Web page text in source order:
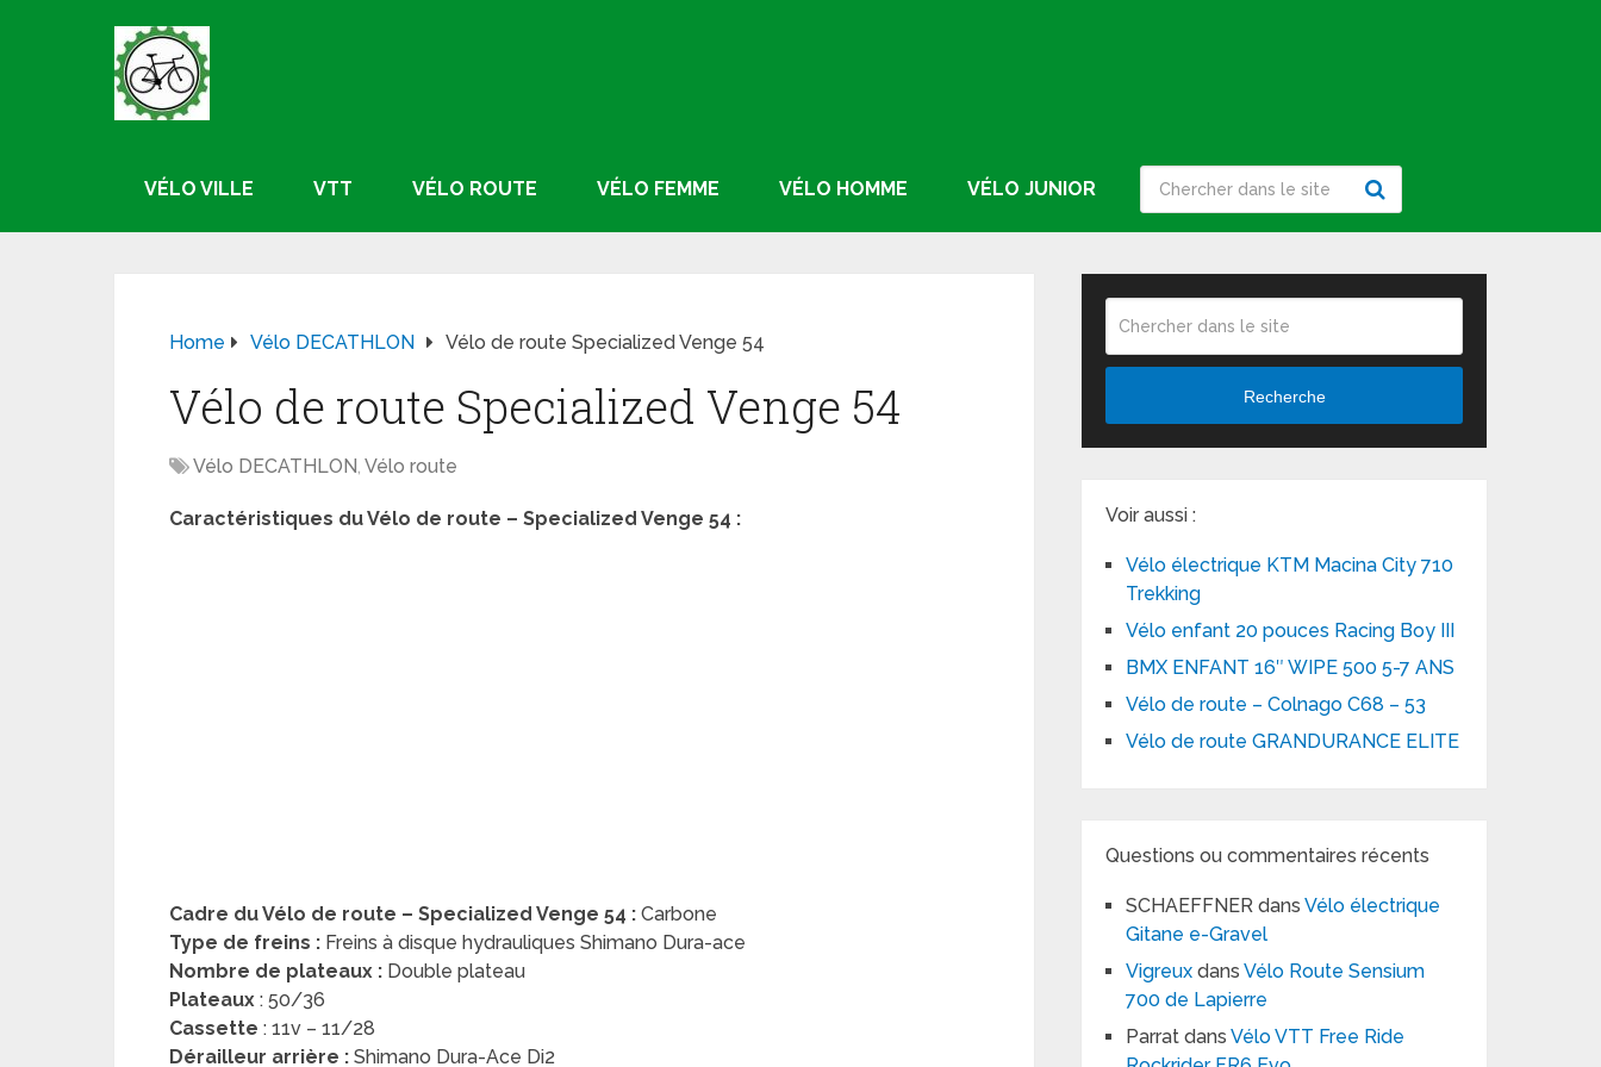
VÉLO VILLE VTT VÉLO ROUTE VÉLO FEMME VÉLO HOMME VÉLO JUNIOR
Home Vélo DECATHLON Vélo de route Specialized Venge 54
Vélo de route Specialized Venge 54
Vélo DECATHLON, Vélo route
Caractéristiques du Vélo de route – Specialized Venge 54 :
Cadre du Vélo de route – Specialized Venge 54 : Carbone
Type de freins : Freins à disque hydrauliques Shimano Dura-ace
Nombre de plateaux : Double plateau
Plateaux : 50/36
Cassette : 11v – 11/28
Dérailleur arrière : Shimano Dura-Ace Di2
Recherche
Voir aussi :
Vélo électrique KTM Macina City 710
Trekking
Vélo enfant 20 pouces Racing Boy III
BMX ENFANT 16″ WIPE 500 5-7 ANS
Vélo de route – Colnago C68 – 53
Vélo de route GRANDURANCE ELITE
Questions ou commentaires récents
SCHAEFFNER dansVélo électrique
Gitane e-Gravel
Vigreux dansVélo Route Sensium
700 de Lapierre
Parrat dansVélo VTT Free Ride